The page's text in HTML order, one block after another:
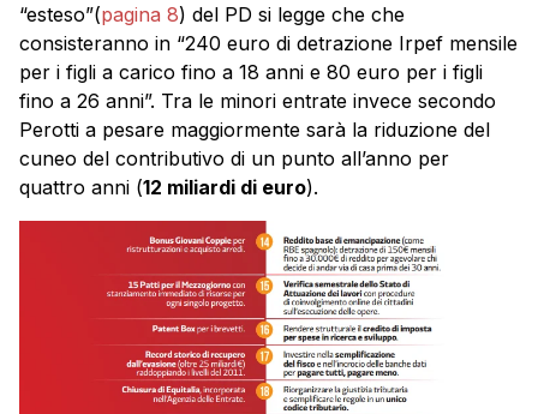
“esteso”(pagina 8) del PD si legge che che
consisteranno in “240 euro di detrazione Irpef mensile
per i figli a carico fino a 18 anni e 80 euro per i figli
fino a 26 anni”. Tra le minori entrate invece secondo
Perotti a pesare maggiormente sarà la riduzione del
cuneo del contributivo di un punto all’anno per
quattro anni (12 miliardi di euro).